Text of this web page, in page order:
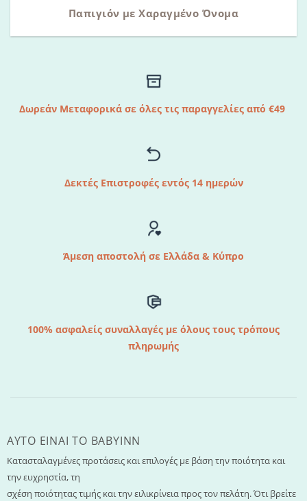
Παπιγιόν με Χαραγμένο Όνομα
Δωρεάν Μεταφορικά σε όλες τις παραγγελίες από €49
Δεκτές Επιστροφές εντός 14 ημερών
Άμεση αποστολή σε Ελλάδα & Κύπρο
100% ασφαλείς συναλλαγές με όλους τους τρόπους
πληρωμής
AYTO EINAI TO ΒΑΒΥΙΝΝ
Κατασταλαγμένες προτάσεις και επιλογές με βάση την ποιότητα και
την ευχρηστία, τη
σχέση ποιότητας τιμής και την ειλικρίνεια προς τον πελάτη. Ότι βρείτε